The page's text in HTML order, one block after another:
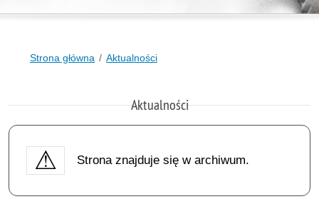
Strona główna Aktualności
Aktualności
Strona znajduje się w archiwum.